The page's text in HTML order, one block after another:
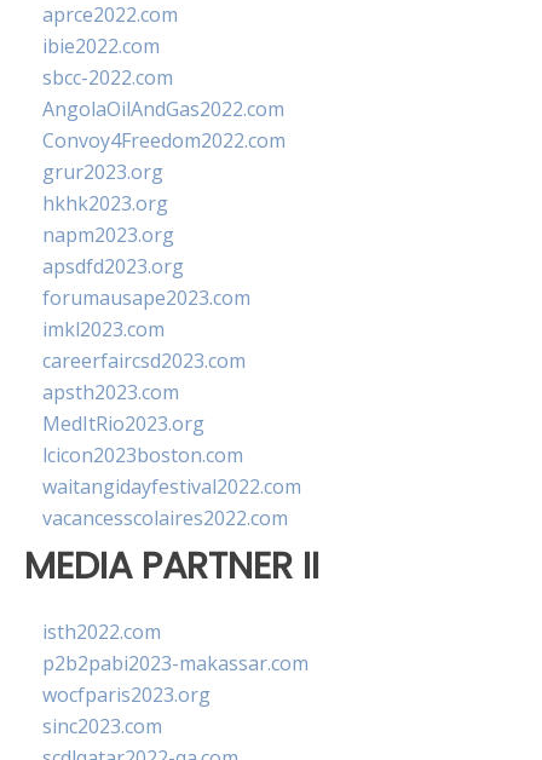
aprce2022.com
ibie2022.com
sbcc-2022.com
AngolaOilAndGas2022.com
Convoy4Freedom2022.com
grur2023.org
hkhk2023.org
napm2023.org
apsdfd2023.org
forumausape2023.com
imkl2023.com
careerfaircsd2023.com
apsth2023.com
MedItRio2023.org
lcicon2023boston.com
waitangidayfestival2022.com
vacancesscolaires2022.com
MEDIA PARTNER II
isth2022.com
p2b2pabi2023-makassar.com
wocfparis2023.org
sinc2023.com